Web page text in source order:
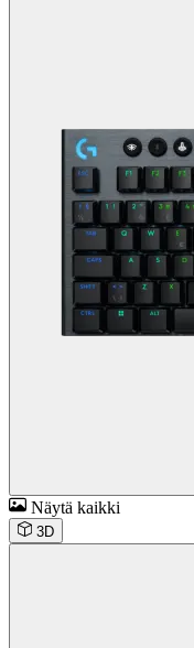
Näytä kaikki
3D